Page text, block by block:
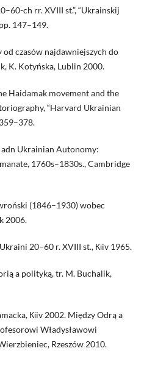
ch rr. XVIII st.”, “Ukrainskij
147–149.
czasów najdawniejszych do
K. Kotyńska, Lublin 2000.
Haidamak movement and the
“Harvard Ukrainian
Ukrainian Autonomy:
1760s–1830s., Cambridge
(1846–1930) wobec
2006.
20–60 r. XVIII st., Кіiv 1965.
a polityką, tr. M. Buchalik,
Кіiv 2002. Między Odrą a
Władysławowi
Rzeszów 2010.